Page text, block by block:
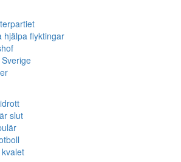
hjälpa flyktingar
slut